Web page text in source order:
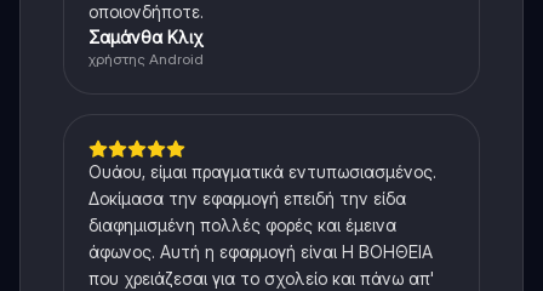
οποιονδήποτε.
Σαμάνθα Κλιχ
χρήστης Android
Ουάου, είμαι πραγματικά εντυπωσιασμένος.
Δοκίμασα την εφαρμογή επειδή την είδα
διαφημισμένη πολλές φορές και έμεινα
άφωνος. Αυτή η εφαρμογή είναι Η ΒΟΗΘΕΙΑ
που χρειάζεσαι για το σχολείο και πάνω απ'